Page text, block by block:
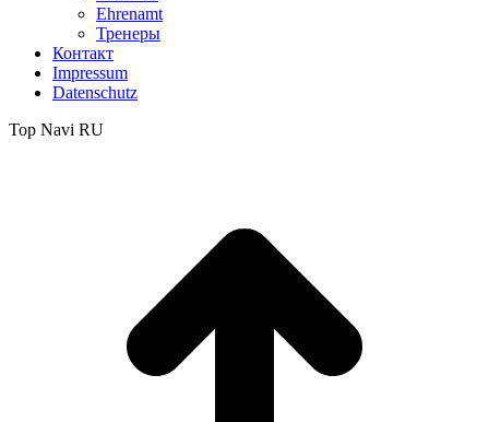
Ehrenamt
Тренеры
Контакт
Impressum
Datenschutz
Top Navi RU